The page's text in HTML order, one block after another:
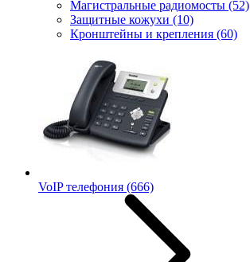
Магистральные радиомосты (52)
Защитные кожухи (10)
Кронштейны и крепления (60)
VoIP телефония (666)